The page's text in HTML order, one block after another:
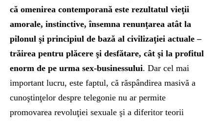
că omenirea contemporană este rezultatul vieţii
amorale, instinctive, însemna renunţarea atât la
pilonul şi principiul de bază al civilizaţiei actuale –
trăirea pentru plăcere şi desfătare, cât şi la profitul
enorm de pe urma sex-businessului. Dar cel mai
important lucru, este faptul, că răspândirea masivă a
cunoştinţelor despre telegonie nu ar permite
promovarea revoluţiei sexuale şi a diferitor teorii